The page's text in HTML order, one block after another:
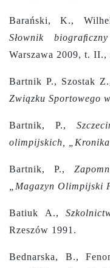
Barański, K.,
Słownik
Warszawa 2009, t. II.,
Bartnik P., Szostak
Związku Sportowego
Bartnik, P.,
olimpijskich, „Kronika
Bartnik, P.,
„Magazyn Olimpijski
Batiuk A.,
Rzeszów 1991.
Bednarska, B.,